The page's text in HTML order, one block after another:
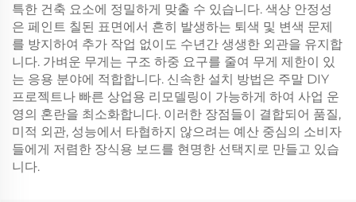
특한 건축 요소에 정밀하게 맞출 수 있습니다. 색상 안정성
은 페인트 칠된 표면에서 흔히 발생하는 퇴색 및 변색 문제
를 방지하여 추가 작업 없이도 수년간 생생한 외관을 유지합
니다. 가벼운 무게는 구조 하중 요구를 줄여 무게 제한이 있
는 응용 분야에 적합합니다. 신속한 설치 방법은 주말 DIY
프로젝트나 빠른 상업용 리모델링이 가능하게 하여 사업 운
영의 혼란을 최소화합니다. 이러한 장점들이 결합되어 품질,
미적 외관, 성능에서 타협하지 않으려는 예산 중심의 소비자
들에게 저렴한 장식용 보드를 현명한 선택지로 만들고 있습
니다.